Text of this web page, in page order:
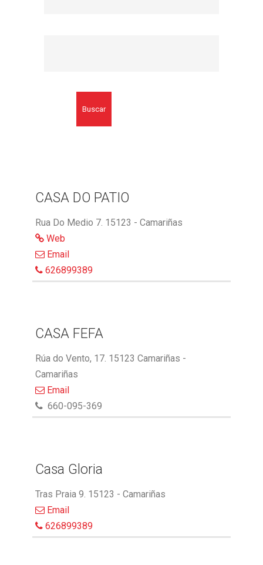
Buscar
CASA DO PATIO
Rua Do Medio 7. 15123 - Camariñas
Web
Email
626899389
CASA FEFA
Rúa do Vento, 17. 15123 Camariñas -
Camariñas
Email
660-095-369
Casa Gloria
Tras Praia 9. 15123 - Camariñas
Email
626899389